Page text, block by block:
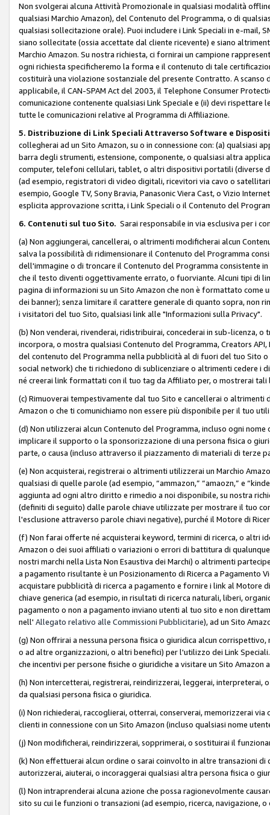
Non svolgerai alcuna Attività Promozionale in qualsiasi modalità
qualsiasi Marchio Amazon), del Contenuto del Programma, o di
qualsiasi sollecitazione orale). Puoi includere i Link Speciali in e-mail,
siano sollecitate (ossia accettate dal cliente ricevente) e siano
Marchio Amazon. Su nostra richiesta, ci fornirai un campione
ogni richiesta specificheremo la forma e il contenuto di tale
costituirà una violazione sostanziale del presente Contratto. A
applicabile, il CAN-SPAM Act del 2003, il Telephone Consumer
comunicazione contenente qualsiasi Link Speciale e (ii) devi
tutte le comunicazioni relative al Programma di Affiliazione.
5. Distribuzione di Link Speciali Attraverso Software e
collegherai ad un Sito Amazon, su o in connessione con: (a)
barra degli strumenti, estensione, componente, o qualsiasi altra
computer, telefoni cellulari, tablet, o altri dispositivi portatili (diverse
(ad esempio, registratori di video digitali, ricevitori via cavo o
esempio, Google TV, Sony Bravia, Panasonic Viera Cast, o Vizio
esplicita approvazione scritta, i Link Speciali o il Contenuto del
6. Contenuti sul tuo Sito. Sarai responsabile in via esclusiva per i
(a) Non aggiungerai, cancellerai, o altrimenti modificherai alcun
salva la possibilità di ridimensionare il Contenuto del Programma
dell'immagine o di troncare il Contenuto del Programma consistente
che il testo diventi oggettivamente errato, o fuorviante. Alcuni tipi di
pagina di informazioni su un Sito Amazon che non è formattato
dei banner); senza limitare il carattere generale di quanto sopra, non
i visitatori del tuo Sito, qualsiasi link alle "Informazioni sulla Privacy".
(b) Non venderai, rivenderai, ridistribuirai, concederai in sub-licenza,
incorpora, o mostra qualsiasi Contenuto del Programma, Creators
del contenuto del Programma nella pubblicità al di fuori del tuo Sito
social network) che ti richiedono di sublicenziare o altrimenti cedere i
né creerai link formattati con il tuo tag da Affiliato per, o mostrerai tali
(c) Rimuoverai tempestivamente dal tuo Sito e cancellerai o
Amazon o che ti comunichiamo non essere più disponibile per il tuo
(d) Non utilizzerai alcun Contenuto del Programma, incluso ogni
implicare il supporto o la sponsorizzazione di una persona fisica o
parte, o causa (incluso attraverso il piazzamento di materiali di terze
(e) Non acquisterai, registrerai o altrimenti utilizzerai un Marchio
qualsiasi di quelle parole (ad esempio, “ammazon,” “amaozn,” e
aggiunta ad ogni altro diritto e rimedio a noi disponibile, su nostra
(definiti di seguito) dalle parole chiave utilizzate per mostrare il tuo
l'esclusione attraverso parole chiavi negative), purché il Motore di
(f) Non farai offerte né acquisterai keyword, termini di ricerca, o altri
Amazon o dei suoi affiliati o variazioni o errori di battitura di
nostri marchi nella Lista Non Esaustiva dei Marchi) o altrimenti
a pagamento risultante è un Posizionamento di Ricerca a Pagamento
acquistare pubblicità di ricerca a pagamento e fornire i link al Motore
chiave generica (ad esempio, in risultati di ricerca naturali, liberi,
pagamento o non a pagamento inviano utenti al tuo sito e non
nell' Allegato relativo alle Commissioni Pubblicitarie), ad un Sito
(g) Non offrirai a nessuna persona fisica o giuridica alcun
o ad altre organizzazioni, o altri benefici) per l'utilizzo dei Link
che incentivi per persone fisiche o giuridiche a visitare un Sito
(h) Non intercetterai, registrerai, reindirizzerai, leggerai,
da qualsiasi persona fisica o giuridica.
(i) Non richiederai, raccoglierai, otterrai, conserverai, memorizzerai
clienti in connessione con un Sito Amazon (incluso qualsiasi nome
(j) Non modificherai, reindirizzerai, sopprimerai, o sostituirai il
(k) Non effettuerai alcun ordine o sarai coinvolto in altre transazioni
autorizzerai, aiuterai, o incoraggerai qualsiasi altra persona fisica o
(l) Non intraprenderai alcuna azione che possa ragionevolmente
sito su cui le funzioni o transazioni (ad esempio, ricerca, navigazione,